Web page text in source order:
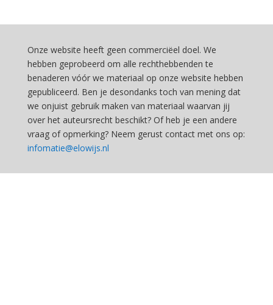
Onze website heeft geen commerciëel doel. We
hebben geprobeerd om alle rechthebbenden te
benaderen vóór we materiaal op onze website hebben
gepubliceerd. Ben je desondanks toch van mening dat
we onjuist gebruik maken van materiaal waarvan jij
over het auteursrecht beschikt? Of heb je een andere
vraag of opmerking? Neem gerust contact met ons op:
infomatie@elowijs.nl